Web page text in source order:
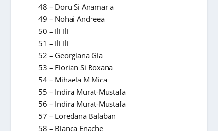
48 – Doru Si Anamaria
49 – Nohai Andreea
50 – Ili Ili
51 – Ili Ili
52 – Georgiana Gia
53 – Florian Si Roxana
54 – Mihaela M Mica
55 – Indira Murat-Mustafa
56 – Indira Murat-Mustafa
57 – Loredana Balaban
58 – Bianca Enache